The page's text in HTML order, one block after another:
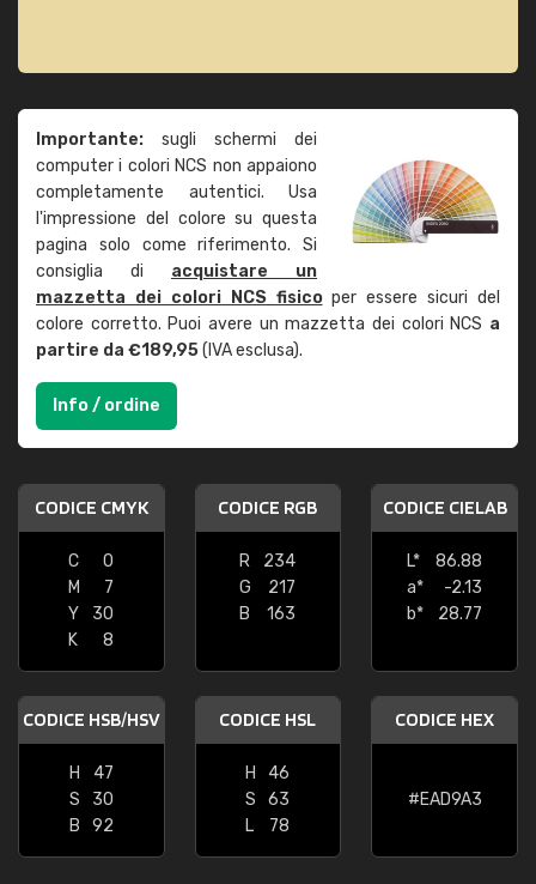
Importante: sugli schermi dei
computer i colori NCS non appaiono
completamente autentici. Usa
l'impressione del colore su questa
pagina solo come riferimento. Si
consiglia di acquistare un
mazzetta dei colori NCS fisicoper essere sicuri del
colore corretto. Puoi avere un mazzetta dei colori NCS a
partire da €189,95(IVA esclusa).
Info / ordine
CODICE CMYK
C
0
M
7
Y
30
K
8
CODICE RGB
R
234
G
217
B
163
CODICE CIELAB
L*
86.88
a*
-2.13
b*
28.77
CODICE HSB/HSV
H
47
S
30
B
92
CODICE HSL
H
46
S
63
L
78
CODICE HEX
#EAD9A3